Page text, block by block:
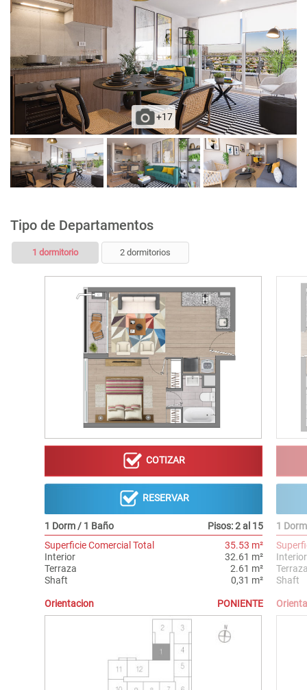
+17
Tipo de Departamentos
1 dormitorio 2 dormitorios
COTIZAR
RESERVAR
1 Dorm / 1 Baño
Pisos: 2 al 15
Superficie Comercial Total
35.53 m²
Interior
32.61 m²
Terraza
2.61 m²
Shaft
0,31 m²
Orientacion PONIENTE
1
Interior
Shaft